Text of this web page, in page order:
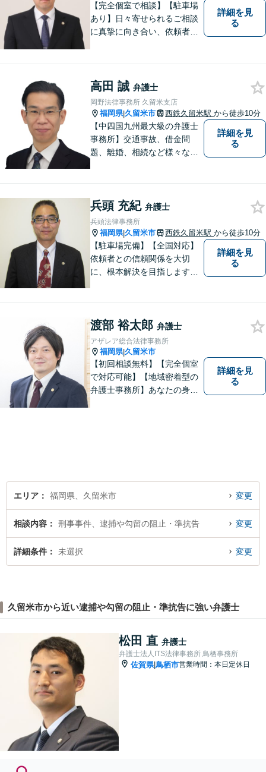
【完全個室で相談】【駐車場
あり】日々寄せられるご相談
に真摯に向き合い、依頼者の
営課題の解決に向けた最適な
法的サポートを提供し、安定
した経営基盤の構築をお手伝
いいたします。
詳細を見
る
高田 誠 弁護士
岡野法律事務所 久留米支店
福岡県|久留米市 西鉄久留米駅 から徒歩10分
【中四国九州最大級の弁護士
事務所】交通事故、借金問
題、離婚、相続など様々な問
い！
詳細を見
る
兵頭 充紀 弁護士
兵頭法律事務所
福岡県|久留米市 西鉄久留米駅 から徒歩10分
【駐車場完備】【全国対応】
依頼者との信頼関係を大切
に、根本解決を目指します。
トラブルが起こったら、まず
はご相談ください。【夜間対
応可】
詳細を見
る
渡部 裕太郎 弁護士
アザレア総合法律事務所
福岡県|久留米市
【初回相談無料】【完全個室
で対応可能】【地域密着型の
弁護士事務所】あなたの身近
詳細を見
る
エリア 福岡県、久留米市 変更
相談内容 刑事事件、逮捕や勾留の阻止・準抗告 変更
詳細条件 未選択 変更
久留米市から近い逮捕や勾留の阻止・準抗告に強い弁護士
松田 直 弁護士
弁護士法人ITS法律事務所 鳥栖事務所
佐賀県|鳥栖市営業時間：本日定休日